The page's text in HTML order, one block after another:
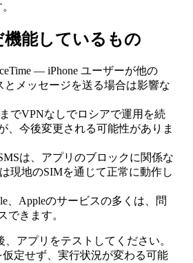
能しているもの
— iPhone ユーザーが他の
とメッセージを送る場合は影響な
でVPNなしでロシアで運用を続
、今後変更される可能性がありま
は、アプリのブロックに関係な
現地のSIMを通じて正常に動作し
、Appleのサービスの多くは、問
できます。
アプリをテストしてください。
定せず、実行状況が変わる可能